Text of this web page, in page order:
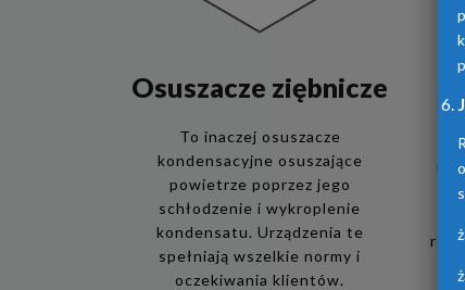
Osuszacze ziębnicze
To inaczej osuszacze
kondensacyjne osuszające
powietrze poprzez jego
schłodzenie i wykroplenie
kondensatu. Urządzenia te
spełniają wszelkie normy i
oczekiwania klientów.